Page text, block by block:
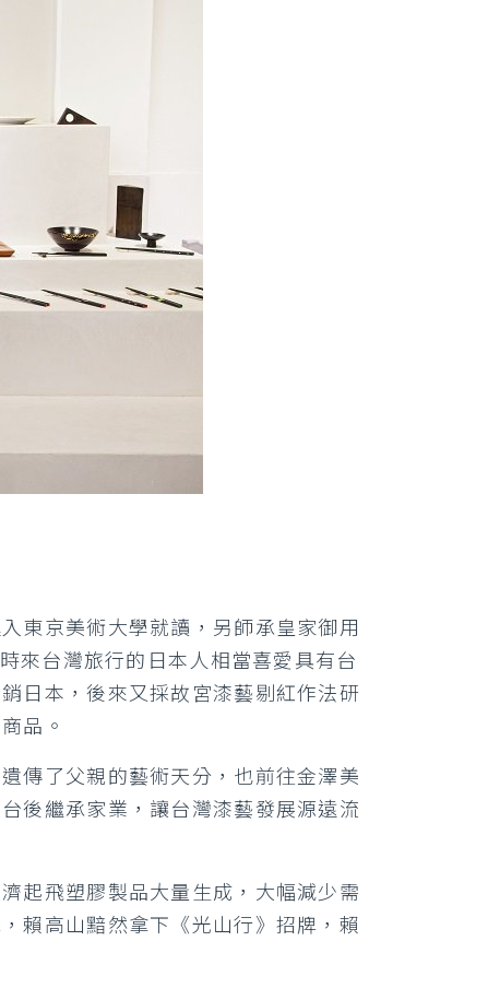
東京美術大學就讀，另師承皇家御用
來台灣旅行的日本人相當喜愛具有台
日本，後來又採故宮漆藝剔紅作法研
品。
傳了父親的藝術天分，也前往金澤美
後繼承家業，讓台灣漆藝發展源遠流
起飛塑膠製品大量生成，大幅減少需
賴高山黯然拿下《光山行》招牌，賴